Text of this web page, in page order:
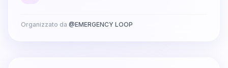
Organizzato da @EMERGENCY LOOP